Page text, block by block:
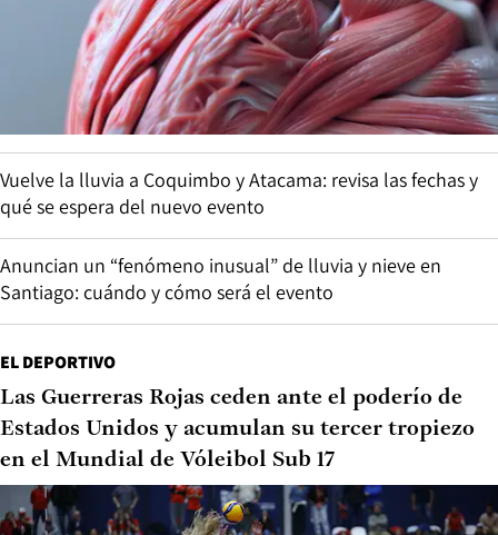
Vuelve la lluvia a Coquimbo y Atacama: revisa las fechas y
qué se espera del nuevo evento
Anuncian un “fenómeno inusual” de lluvia y nieve en
Santiago: cuándo y cómo será el evento
EL DEPORTIVO
Las Guerreras Rojas ceden ante el poderío de
Estados Unidos y acumulan su tercer tropiezo
en el Mundial de Vóleibol Sub 17